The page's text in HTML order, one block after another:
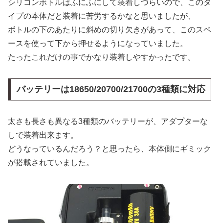
シリコンボトルはふにふにして装着しづらいので、このタ
イプの本体だと装着に苦労するかなと思いましたが、
ボトルの下のあたりに斜めの切り欠きがあって、このスペ
ースを使って下から押せるようになっていました。
たったこれだけの事でかなり装着しやすかったです。
バッテリーは18650/20700/21700の3種類に対応
太さも長さも異なる3種類のバッテリーが、アダプターな
しで装着出来ます。
どうなっているんだろう？と思ったら、本体側にギミック
が搭載されていました。